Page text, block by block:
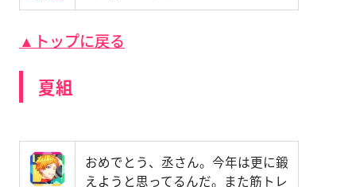
▲トップに戻る
夏組
おめでとう、丞さん。今年は更に鍛
えようと思ってるんだ。また筋トレ